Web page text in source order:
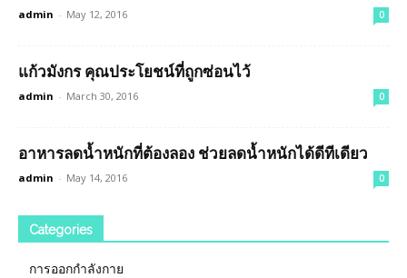
admin - May 12, 2016 0
แก้วมังกร คุณประโยชน์ที่ถูกซ่อนไว้
admin - March 30, 2016 0
อาหารลดน้ำหนักที่ต้องลอง ช่วยลดน้ำหนักได้ดีทีเดียว
admin - May 14, 2016 0
Categories
การออกกำลังกาย